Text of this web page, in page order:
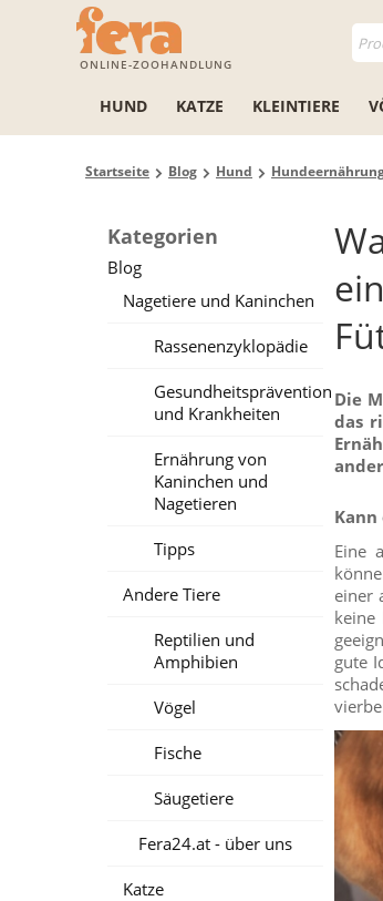
ONLINE-ZOOHANDLUNG
HUND KATZE KLEINTIERE
Startseite Blog Hund
Kategorien
Blog
Nagetiere und Kaninchen
Rassenenzyklopädie
Gesundheitsprävention
und Krankheiten
Ernährung von
Kaninchen und
Nagetieren
Tipps
Andere Tiere
Reptilien und
Amphibien
Vögel
Fische
Säugetiere
Fera24.at - über uns
Katze
Die
das
Kann
Eine
einer
keine
gute